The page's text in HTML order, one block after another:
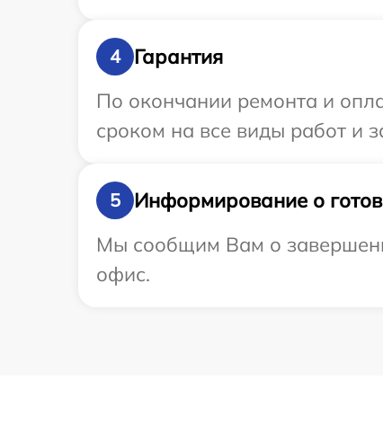
4
Гарантия
По окончании ремонта и
сроком на все виды работ и
5
Информирование о
Мы сообщим Вам о
офис.